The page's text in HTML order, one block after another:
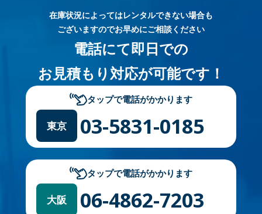
在庫状況によってはレンタルできない場合も
ございますのでお早めにご相談ください
電話にて即日での
お見積もり対応が可能です！
タップで電話がかかります
東京 03-5831-0185
タップで電話がかかります
大阪 06-4862-7203